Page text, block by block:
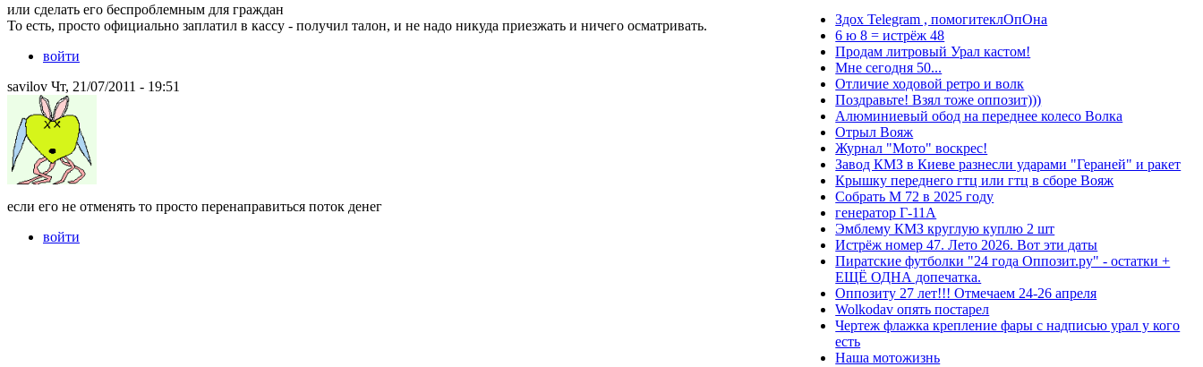
или сделать его беспроблемным для граждан
То есть, просто официально заплатил в кассу - получил талон, и не надо никуда приезжать и ничего осматривать.
войти
savilov Чт, 21/07/2011 - 19:51
если его не отменять то просто перенаправиться поток денег
войти
Здох Telegram , помогитеклОпОна
6 ю 8 = истрёж 48
Продам литровый Урал кастом!
Мне сегодня 50...
Отличие ходовой ретро и волк
Поздравьте! Взял тоже оппозит)))
Алюминиевый обод на переднее колесо Волка
Отрыл Вояж
Журнал "Мото" воскрес!
Завод КМЗ в Киеве разнесли ударами "Гераней" и ракет
Крышку переднего гтц или гтц в сборе Вояж
Собрать М 72 в 2025 году
генератор Г-11А
Эмблему КМЗ круглую куплю 2 шт
Истрёж номер 47. Лето 2026. Вот эти даты
Пиратские футболки "24 года Оппозит.ру" - остатки +
ЕЩЁ ОДНА допечатка.
Оппозиту 27 лет!!! Отмечаем 24-26 апреля
Wolkodav опять постарел
Чертеж флажка крепление фары с надписью урал у кого
есть
Наша мотожизнь